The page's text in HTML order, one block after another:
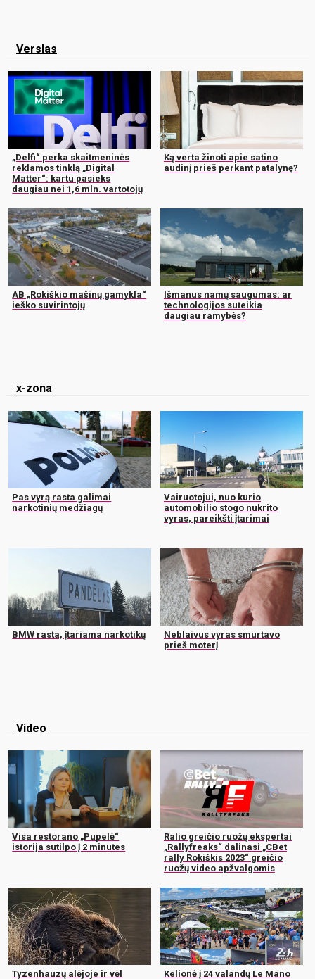
Verslas
„Delfi“ perka skaitmeninės
reklamos tinklą „Digital
Matter“: kartu pasieks
daugiau nei 1,6 mln. vartotojų
Ką verta žinoti apie satino
audinį prieš perkant patalynę?
AB „Rokiškio mašinų gamykla“
ieško suvirintojų
Išmanus namų saugumas: ar
technologijos suteikia
daugiau ramybės?
x-zona
Pas vyrą rasta galimai
narkotinių medžiagų
Vairuotojui, nuo kurio
automobilio stogo nukrito
vyras, pareikšti įtarimai
BMW rasta, įtariama narkotikų
Neblaivus vyras smurtavo
prieš moterį
Video
Visa restorano „Pupelė“
istorija sutilpo į 2 minutes
Ralio greičio ruožų ekspertai
„Rallyfreaks“ dalinasi „CBet
rally Rokiškis 2023“ greičio
ruožų video apžvalgomis
Tyzenhauzų alėjoje ir vėl
Kelionė į 24 valandų Le Mano